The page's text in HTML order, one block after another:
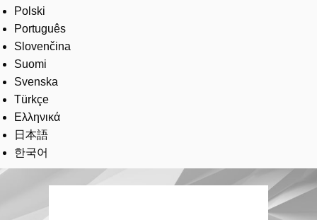
Polski
Português
Slovenčina
Suomi
Svenska
Türkçe
Ελληνικά
日本語
한국어